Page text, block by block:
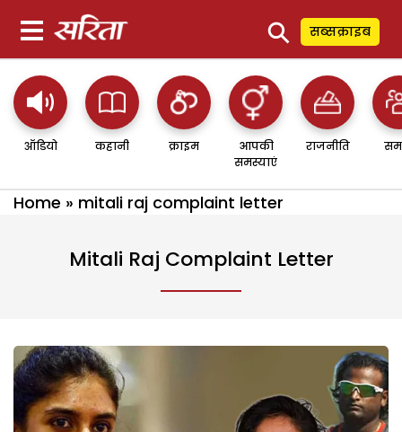
⚲ सब्सक्राइब
ऑडियो कहानी क्राइम
आपकी
समस्याएं
राजनीति
Home » mitali raj complaint letter
Mitali Raj Complaint Letter